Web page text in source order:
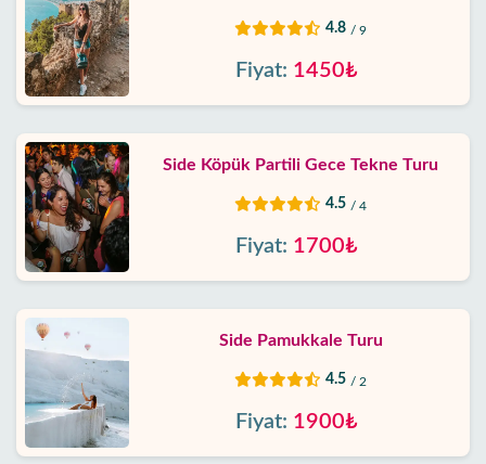
4.8 / 9
Fiyat: 1450₺
Side Köpük Partili Gece Tekne Turu
4.5 / 4
Fiyat: 1700₺
Side Pamukkale Turu
4.5 / 2
Fiyat: 1900₺